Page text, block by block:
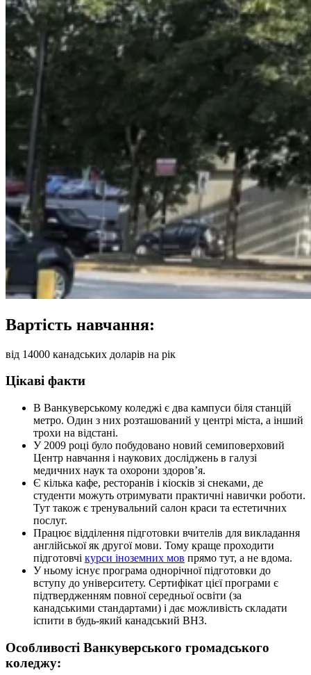
Вартість навчання:
від 14000 канадських доларів на рік
Цікаві факти
В Ванкуверському коледжі є два кампуси біля станцій
метро. Один з них розташований у центрі міста, а інший
трохи на відстані.
У 2009 році було побудовано новий семиповерховий
Центр навчання і наукових досліджень в галузі
медичних наук та охорони здоров’я.
Є кілька кафе, ресторанів і кіосків зі снеками, де
студенти можуть отримувати практичні навички роботи.
Тут також є тренувальний салон краси та естетичних
послуг.
Працює відділення підготовки вчителів для викладання
англійської як другої мови. Тому краще проходити
підготовчі курси іноземних мов прямо тут, а не вдома.
У ньому існує програма однорічної підготовки до
вступу до університету. Сертифікат цієї програми є
підтвердженням повної середньої освіти (за
канадськими стандартами) і дає можливість складати
іспити в будь-який канадський ВНЗ.
Особливості Ванкуверського громадського
коледжу: